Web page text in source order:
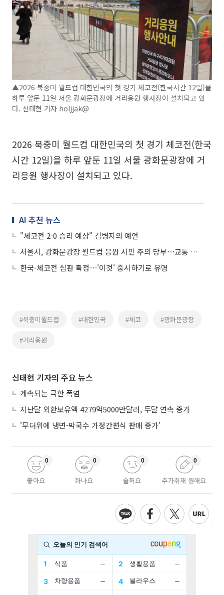
▲2026 북중미 월드컵 대한민국의 첫 경기 체코전(한국시간 12일)을
하루 앞둔 11일 서울 광화문광장에 거리응원 행사장이 설치되고 있
다. 신태현 기자 holjjak@
2026 북중미 월드컵 대한민국의 첫 경기 체코전(한국
시간 12일)을 하루 앞둔 11일 서울 광화문광장에 거
리응원 행사장이 설치되고 있다.
AI 추천 뉴스
"체코전 2-0 승리 예상" 김병지의 예언
서울시, 광화문광장 월드컵 응원 시민 주의 당부⋯교통 혼잡•폭염 주의
한국-체코전 심판 확정⋯'이것' 중시하기로 유명
#북중미월드컵 #대한민국 #체코 #광화문광장
#거리응원
신태현 기자의 주요 뉴스
계속되는 극한 폭염
지난달 외환보유액 4279억5000만달러, 두달 연속 증가
'무더위에 냉면-막국수 가정간편식 판매 증가'
좋아요
0
화나요
0
슬퍼요
0
추가취재 원해요
0